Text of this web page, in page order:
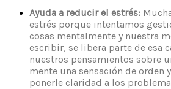
Ayuda a reducir el estrés:
estrés porque intentamos
cosas mentalmente y nuestra
escribir, se libera parte de esa
nuestros pensamientos sobre
mente una sensación de orden
ponerle claridad a los